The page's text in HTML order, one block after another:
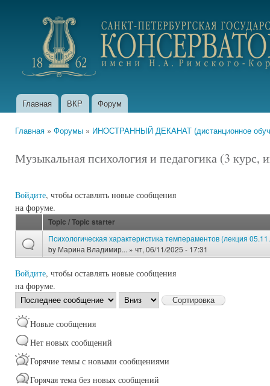
portfolio.conservatory.ru
Главное меню
Главная ВКР Форум
Главная » Форумы » ИНОСТРАННЫЙ ДЕКАНАТ (дистанционное
Музыкальная психология и педагогика (3 курс,
Войдите, чтобы оставлять новые сообщения
на форуме.
Topic / Topic starter
Психологическая характеристика темпераментов (лекция
by Марина Владимир... » чт, 06/11/2025 - 17:31
Войдите, чтобы оставлять новые сообщения
на форуме.
Сортировка
по
Сортировка
Новые сообщения
Нет новых сообщений
Горячие темы с новыми сообщениями
Горячая тема без новых сообщений